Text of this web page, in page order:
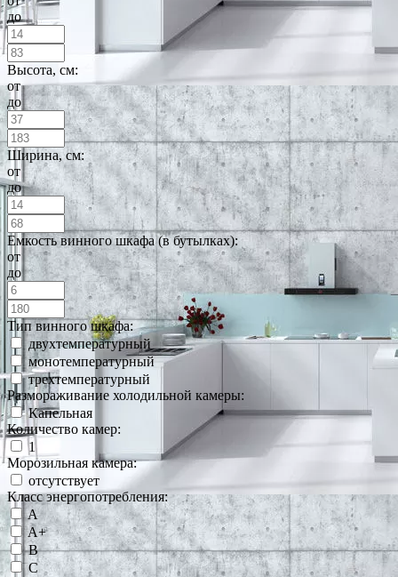
до
Высота, см:
от
до
Ширина, см:
от
до
Емкость винного шкафа (в бутылках):
от
до
Тип винного шкафа:
двухтемпературный
монотемпературный
трехтемпературный
Размораживание холодильной камеры:
Капельная
Количество камер:
1
Морозильная камера:
отсутствует
Класс энергопотребления:
A
A+
B
C